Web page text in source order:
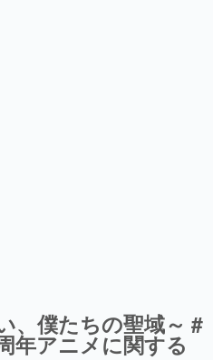
史における主要なトピック・タイト
発者へのインタビューや識者による
の歴史が一望できる決定版！